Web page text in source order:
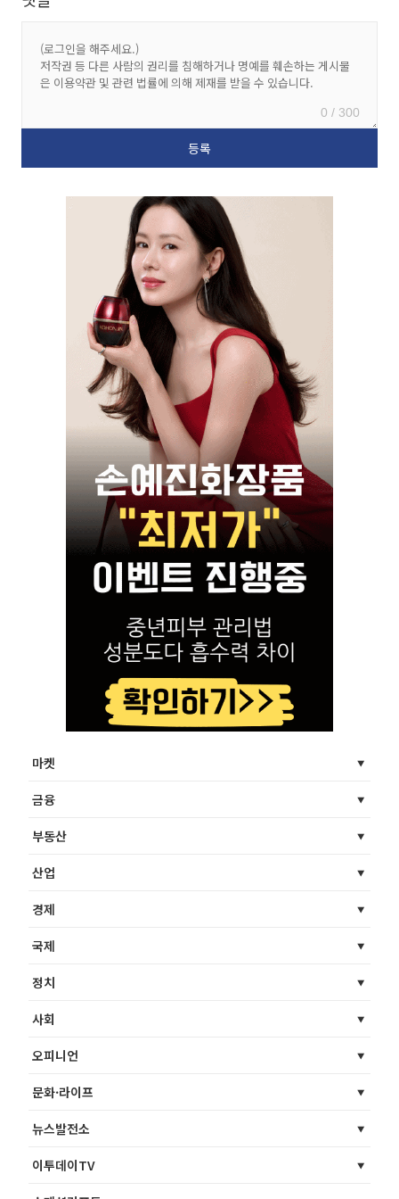
0 / 300
마켓
금융
부동산
산업
경제
국제
정치
사회
오피니언
문화·라이프
뉴스발전소
이투데이TV